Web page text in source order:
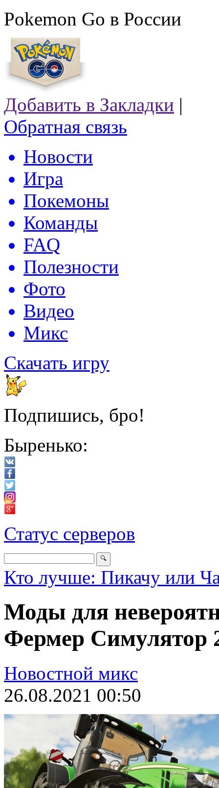
Pokemon Go в России
Добавить в Закладки |
Обратная связь
Новости
Игра
Покемоны
Команды
FAQ
Полезности
Фото
Видео
Микс
Скачать игру
Подпишись, бро!
Быренько:
Статус серверов
Кто лучше: Пикачу или
Моды для
Фермер Симулятор
Новостной микс
26.08.2021 00:50